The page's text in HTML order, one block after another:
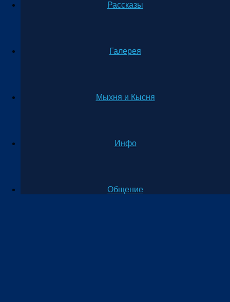
Рассказы
Галерея
Мыхня и Кысня
Инфо
Общение